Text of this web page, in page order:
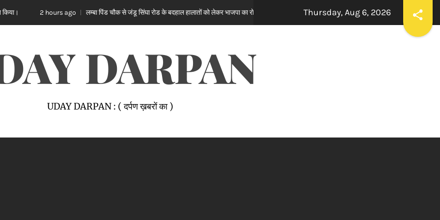
ago लम्बा पिंड चौक से जंडू सिंघा रोड के बदहाल हालातों को लेकर भाजपा का रोष प्रदर्शन 2 hours ago ਸਪੀਕਰ ਇਹ ਯਕੀਨੀ ਬਣਾਉਣ ਕਿ ਇਕਪੱਖੀ ਰਾਜਨੀਤੀ
Thursday, Aug 6, 2026
DARPAN
UDAY DARPAN : ( दर्पण ख़बरों का )